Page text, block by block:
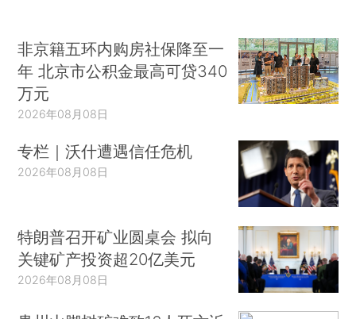
非京籍五环内购房社保降至一
年 北京市公积金最高可贷340
万元
2026年08月08日
专栏｜沃什遭遇信任危机
2026年08月08日
特朗普召开矿业圆桌会 拟向
关键矿产投资超20亿美元
2026年08月08日